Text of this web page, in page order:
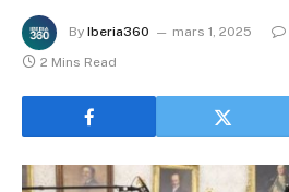
By Iberia360 mars 1, 2025
2 Mins Read